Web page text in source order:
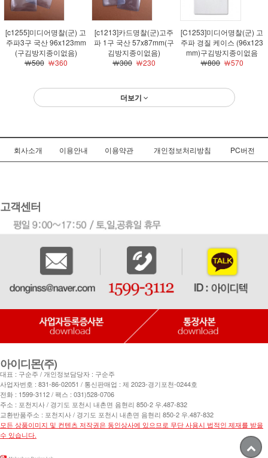
[c1255]미디어명찰(군) 고
주파3구 국산 96x123mm
(구김방지종이없음)
￦500￦360
[c1213]카드명찰(군)고주
파 1구 국산 57x87mm(구
김방지종이없음)
￦300￦230
[C1253]미디어명찰(군) 고
주파 경질 케이스 (96x123
mm)구김방지종이없음
￦800￦570
더보기
회사소개 이용안내 이용약관 개인정보처리방침 PC버전
고객센터
아이디몬(주)
대표 : 구순주 / 개인정보담당자 : 구순주
사업자번호 : 831-86-02051 / 통신판매업 : 제 2023-경기포천-0244호
전화 : 1599-3112/ 팩스 : 031)528-0706
주소 : 포천지사 / 경기도 포천시 내촌면 음현리 850-2 우.487-832
교환반품주소 : 포천지사 / 경기도 포천시 내촌면 음현리 850-2 우.487-832
모든 상품이미지 및 컨텐츠 저작권은 동인상사에 있으므로 무단 사용시 법적인 제재를 받을
수 있습니다.